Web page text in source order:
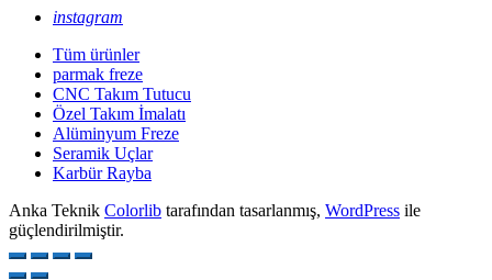
instagram
Tüm ürünler
parmak freze
CNC Takım Tutucu
Özel Takım İmalatı
Alüminyum Freze
Seramik Uçlar
Karbür Rayba
Anka Teknik Colorlib tarafından tasarlanmış, WordPress ile
güçlendirilmiştir.